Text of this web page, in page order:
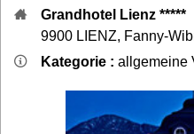
Grandhotel Lienz *****
9900 LIENZ, Fanny-
Kategorie : allgemeine